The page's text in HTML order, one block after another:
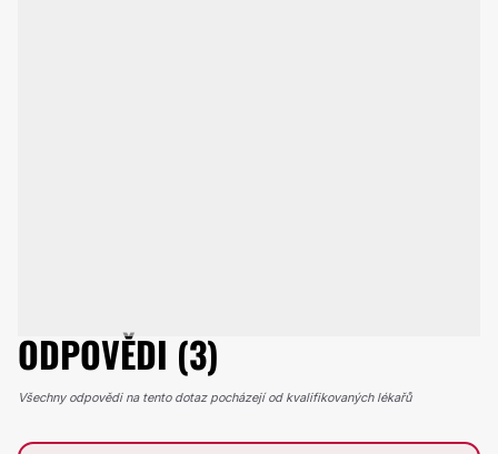
ODPOVĚDI (3)
Všechny odpovědi na tento dotaz pocházejí od kvalifikovaných lékařů